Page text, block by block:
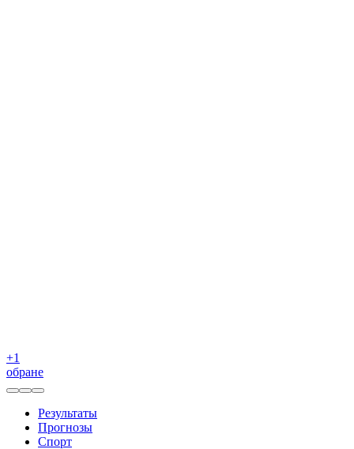
+1
обране
Результаты
Прогнозы
Спорт